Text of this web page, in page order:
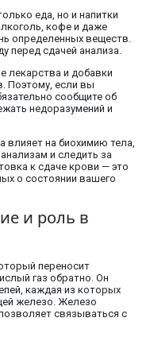
еда, но и напитки
кофе и даже
определенных веществ.
перед сдачей анализа.
лекарства и добавки
Поэтому, если вы
сообщите об
недоразумений и
влияет на биохимию тела,
и следить за
к сдаче крови — это
о состоянии вашего
и роль в
переносит
газ обратно. Он
каждая из которых
железо. Железо
связываться с